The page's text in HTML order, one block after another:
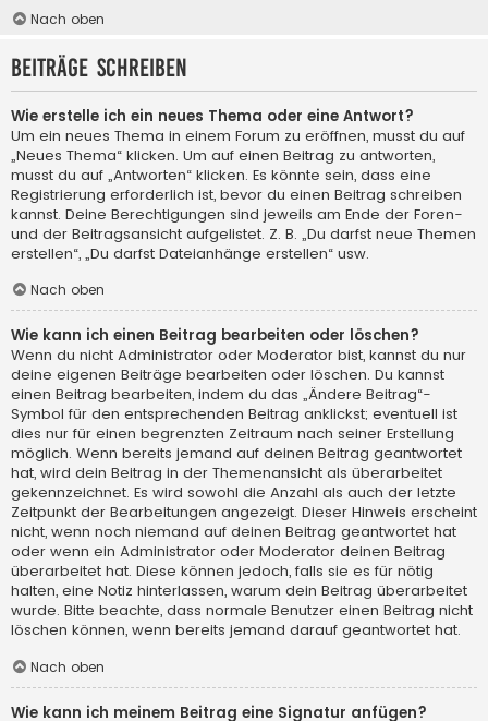
Nach oben
Beiträge schreiben
Wie erstelle ich ein neues Thema oder eine Antwort?
Um ein neues Thema in einem Forum zu eröffnen, musst du auf
„Neues Thema“ klicken. Um auf einen Beitrag zu antworten,
musst du auf „Antworten“ klicken. Es könnte sein, dass eine
Registrierung erforderlich ist, bevor du einen Beitrag schreiben
kannst. Deine Berechtigungen sind jeweils am Ende der Foren-
und der Beitragsansicht aufgelistet. Z. B. „Du darfst neue Themen
erstellen“, „Du darfst Dateianhänge erstellen“ usw.
Nach oben
Wie kann ich einen Beitrag bearbeiten oder löschen?
Wenn du nicht Administrator oder Moderator bist, kannst du nur
deine eigenen Beiträge bearbeiten oder löschen. Du kannst
einen Beitrag bearbeiten, indem du das „Ändere Beitrag“-
Symbol für den entsprechenden Beitrag anklickst; eventuell ist
dies nur für einen begrenzten Zeitraum nach seiner Erstellung
möglich. Wenn bereits jemand auf deinen Beitrag geantwortet
hat, wird dein Beitrag in der Themenansicht als überarbeitet
gekennzeichnet. Es wird sowohl die Anzahl als auch der letzte
Zeitpunkt der Bearbeitungen angezeigt. Dieser Hinweis erscheint
nicht, wenn noch niemand auf deinen Beitrag geantwortet hat
oder wenn ein Administrator oder Moderator deinen Beitrag
überarbeitet hat. Diese können jedoch, falls sie es für nötig
halten, eine Notiz hinterlassen, warum dein Beitrag überarbeitet
wurde. Bitte beachte, dass normale Benutzer einen Beitrag nicht
löschen können, wenn bereits jemand darauf geantwortet hat.
Nach oben
Wie kann ich meinem Beitrag eine Signatur anfügen?